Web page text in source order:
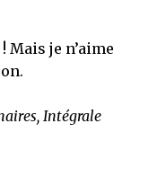
Mais je n’aime
Intégrale